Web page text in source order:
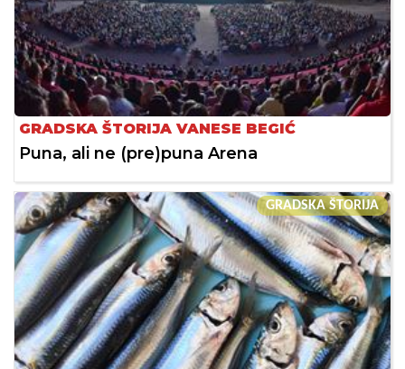
GRADSKA ŠTORIJA VANESE BEGIĆ
Puna, ali ne (pre)puna Arena
GRADSKA ŠTORIJA